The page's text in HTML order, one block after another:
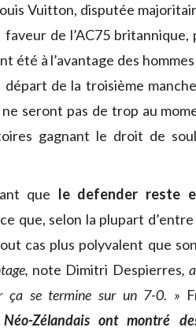
Vuitton, disputée
de l’AC75 britannique,
été à l’avantage des
de la troisième
seront pas de trop au
gagnant le droit de
que le defender reste
que, selon la plupart
cas plus polyvalent que
note Dimitri Despierres,
ça se termine sur un 7-0. »
Zélandais ont montré